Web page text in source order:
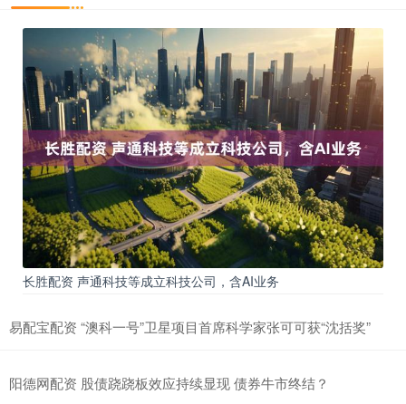
长胜配资 声通科技等成立科技公司，含AI业务
易配宝配资 “澳科一号”卫星项目首席科学家张可可获“沈括奖”
阳德网配资 股债跷跷板效应持续显现 债券牛市终结？